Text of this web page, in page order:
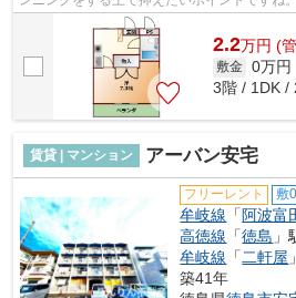
す。バス停徒歩3分以内なので時間を有...
2.2万円 (
敷金 0万円
3階 / 1DK /
賃貸 | マンション アーバン安宅
フリーレント 敷0
牟岐線 「 阿波富
高徳線 「徳島 」
牟岐線 「 二軒屋
築41年